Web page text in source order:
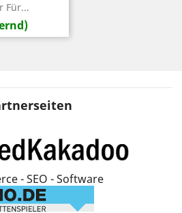
Für...
- SEO - Software